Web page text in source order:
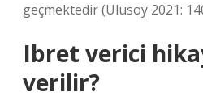
geçmektedir (Ulusoy 2021:
Ibret verici
verilir?